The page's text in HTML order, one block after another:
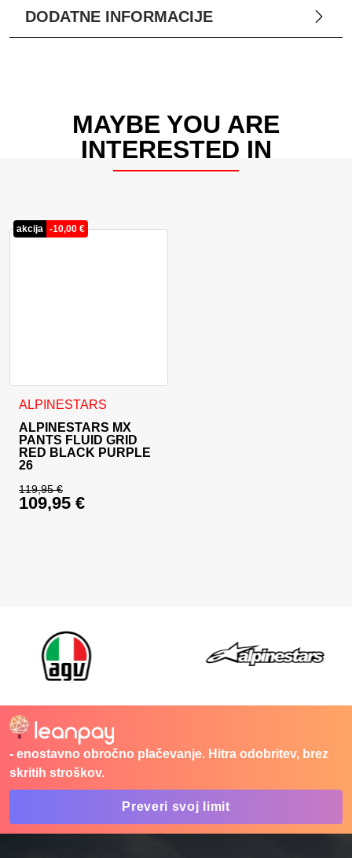
DODATNE INFORMACIJE
MAYBE YOU ARE
INTERESTED IN
akcija -10,00 €
ALPINESTARS
ALPINESTARS MX
PANTS FLUID GRID
RED BLACK PURPLE
26
119,95€
Izvirna cena je bila: 119,95 €.
109,95 €
Ta izdelek ima več različic. Možnosti lahko izberete na
- enostavno obročno plačevanje. Hitra odobritev, brez
skritih stroškov.
Preveri svoj limit